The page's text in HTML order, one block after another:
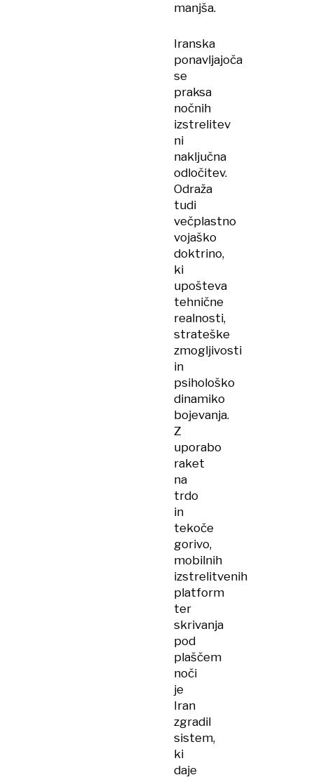
manjša.
Iranska
ponavljajoča
se
praksa
nočnih
izstrelitev
ni
naključna
odločitev.
Odraža
tudi
večplastno
vojaško
doktrino,
ki
upošteva
tehnične
realnosti,
strateške
zmogljivosti
in
psihološko
dinamiko
bojevanja.
Z
uporabo
raket
na
trdo
in
tekoče
gorivo,
mobilnih
izstrelitvenih
platform
ter
skrivanja
pod
plaščem
noči
je
Iran
zgradil
sistem,
ki
daje